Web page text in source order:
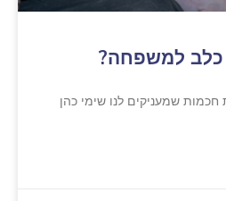
למשפחה?
חכמות שמעניקים לנו שימי כהן